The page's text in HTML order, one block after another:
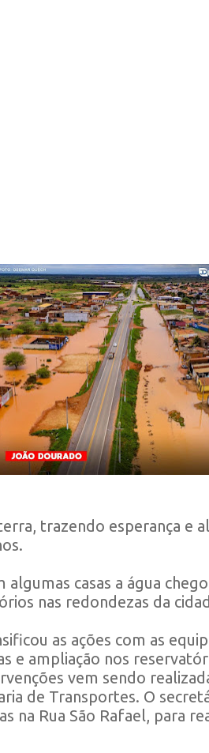
trazendo esperança e
algumas casas a água
nas redondezas da
as ações com as
e ampliação nos
vem sendo
de Transportes. O
na Rua São Rafael, para